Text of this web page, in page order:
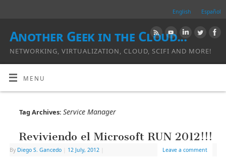
English Español
Another Geek in the Cloud...
NETWORKING, VIRTUALIZATION, CLOUD, SCIFI AND MORE!
MENU
Tag Archives: Service Manager
Reviviendo el Microsoft RUN 2012!!!
By Diego S. Gancedo 12 July, 2012 Leave a comment